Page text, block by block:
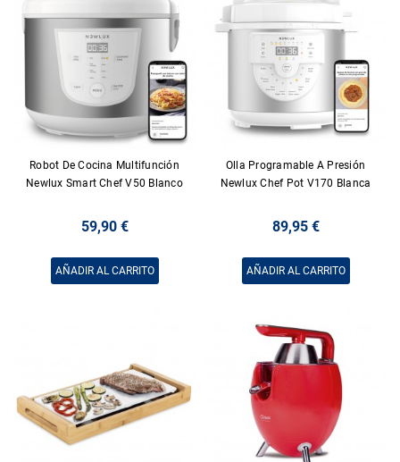
Robot De Cocina Multifunción
Newlux Smart Chef V50 Blanco
59,90 €
AÑADIR AL CARRITO
Olla Programable A Presión
Newlux Chef Pot V170 Blanca
89,95 €
AÑADIR AL CARRITO